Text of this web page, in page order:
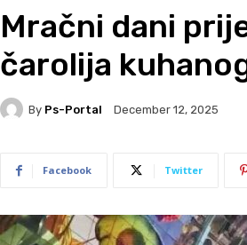
Mračni dani
čarolija
By Ps-Portal December 12, 2025
Facebook Twitter